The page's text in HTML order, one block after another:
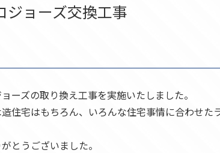
ジョーズ交換工事
ーズの取り換え工事を実施いたしました。
住宅はもちろん、いろんな住宅事情に合わせ
とうございました。